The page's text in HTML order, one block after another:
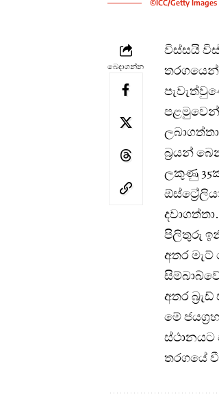
©ICC/Getty Images
බෙදාගන්න
විස්සයි
පළමුවෙන්
බ්‍රයන්
ලකුණු
දවාගත්තා.
පිලිතුරු
අතර
අතර
මේ
ස්ථානයට
තරගයේ